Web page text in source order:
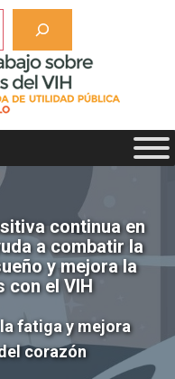
continua en
a combatir la
y mejora la
con el VIH
fatiga y mejora
corazón